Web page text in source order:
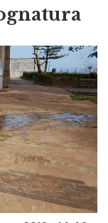
2018 - 14:46